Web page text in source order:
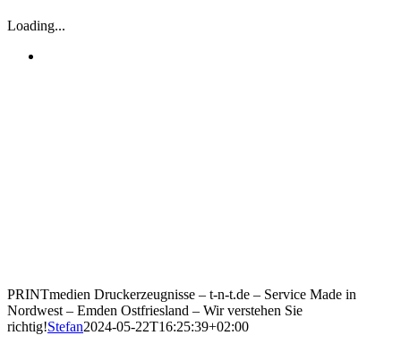
Loading...
PRINTmedien Druckerzeugnisse – t-n-t.de – Service Made in
Nordwest – Emden Ostfriesland – Wir verstehen Sie
richtig!Stefan2024-05-22T16:25:39+02:00